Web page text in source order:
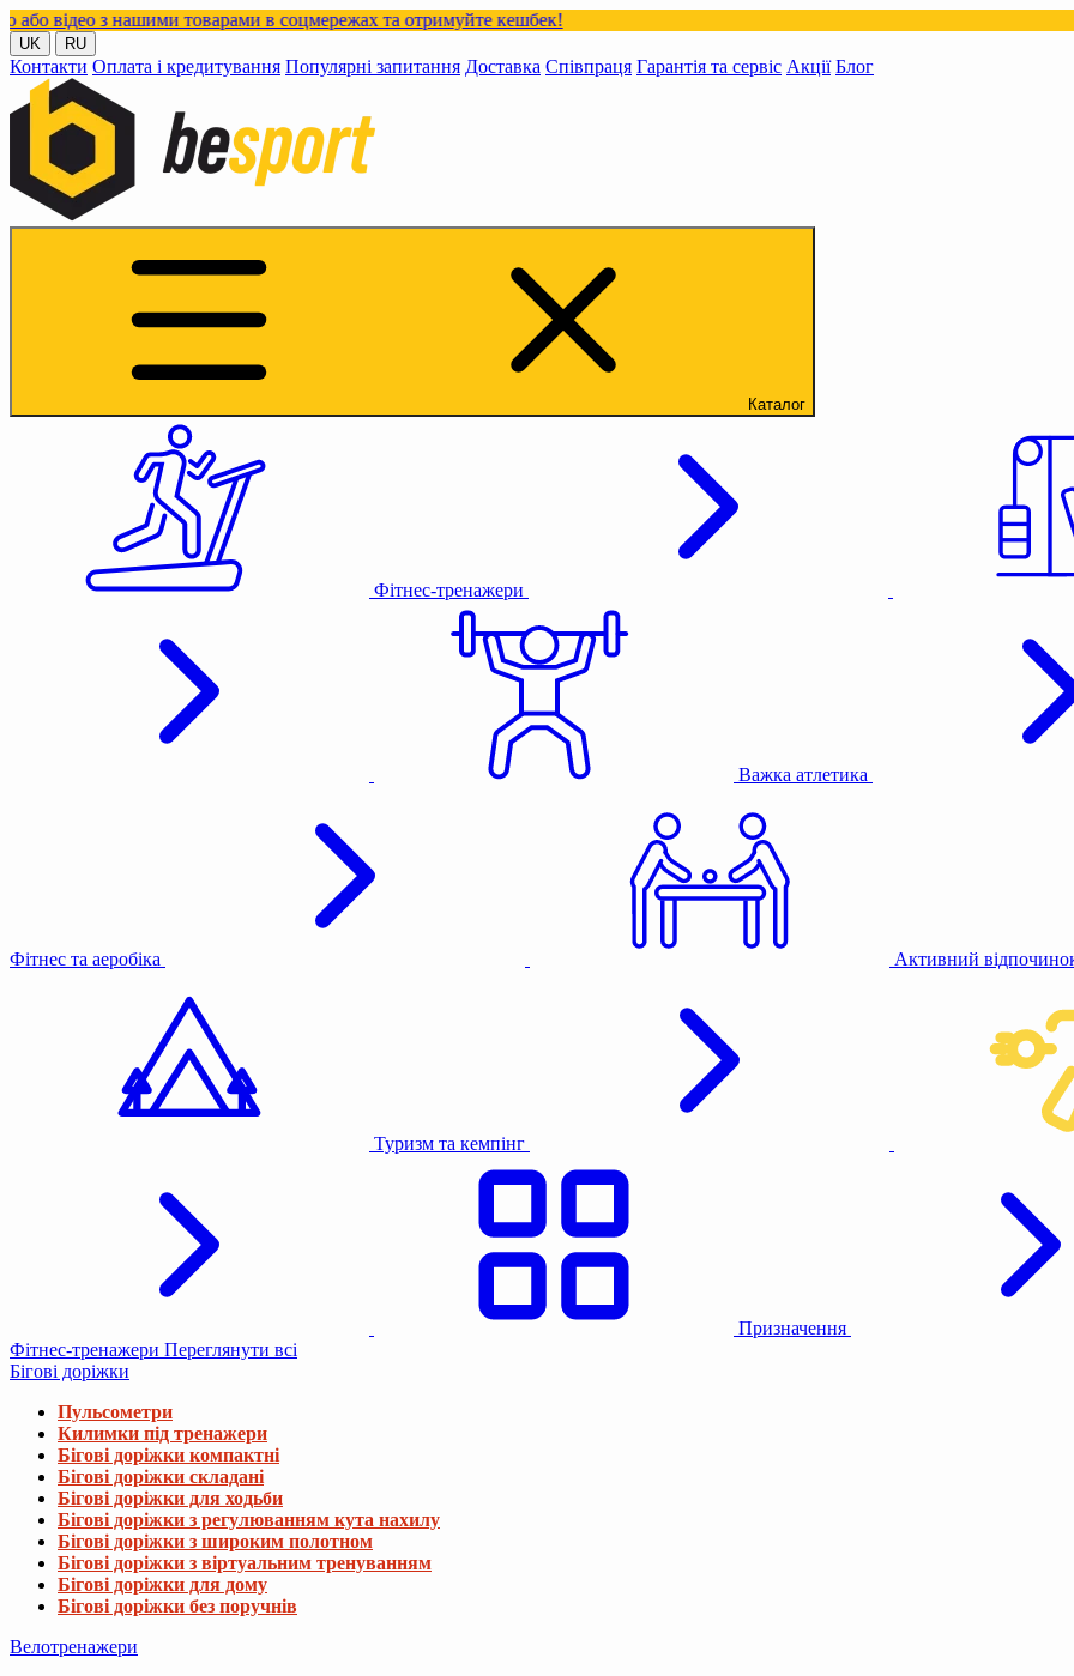
з нашими товарами в соцмережах та отримуйте кешбек!
UK RU
Контакти Оплата і кредитування Популярні запитання Доставка Співпраця Гарантія та сервіс Акції Блог
Каталог
Фітнес-тренажери
Важка атлетика
Фітнес та аеробіка Активний
Туризм та кемпінг
Призначення
Фітнес-тренажери Переглянути всі
Бігові доріжки
Пульсометри
Килимки під тренажери
Бігові доріжки компактні
Бігові доріжки складані
Бігові доріжки для ходьби
Бігові доріжки з регулюванням кута нахилу
Бігові доріжки з широким полотном
Бігові доріжки з віртуальним тренуванням
Бігові доріжки для дому
Бігові доріжки без поручнів
Велотренажери